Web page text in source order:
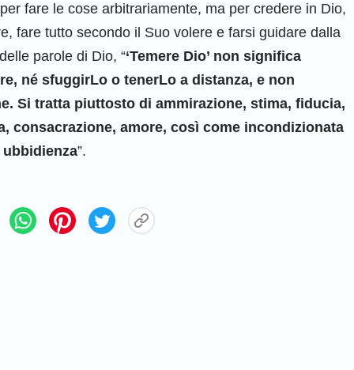
fare le cose arbitrariamente, ma per credere in Dio,
fare tutto secondo il Suo volere e farsi guidare dalla
parole di Dio, “‘Temere Dio’ non significa
né sfuggirLo o tenerLo a distanza, e non
Si tratta piuttosto di ammirazione, stima, fiducia,
consacrazione, amore, così come incondizionata
”.